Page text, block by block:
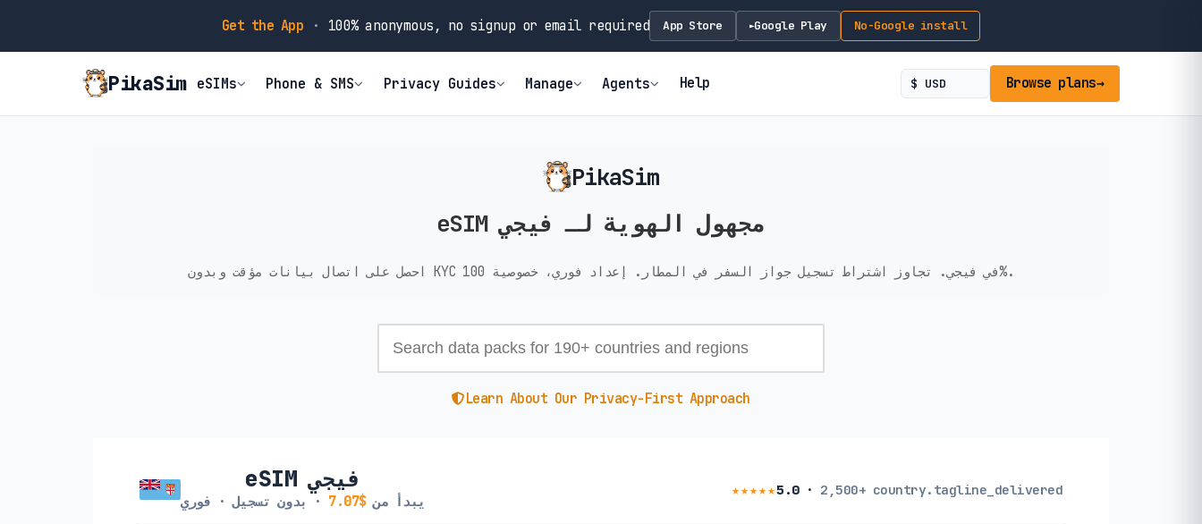
Get the App · 100% anonymous, no signup or email required App Store ►Google Play No-Google install
PikaSim eSIMs Phone & SMS Privacy Guides Manage Agents Help Browse plans→
PikaSim
eSIM مجهول الهوية لـ فيجي
احصل على اتصال بيانات مؤقت وبدون KYC في فيجي. تجاوز اشتراط تسجيل جواز السفر في المطار. إعداد فوري، خصوصية 100%.
Learn About Our Privacy-First Approach
eSIM فيجي
يبدأ من$7.07 · بدون تسجيل · فوري
★★★★★5.0· 2,500+ country.tagline_delivered